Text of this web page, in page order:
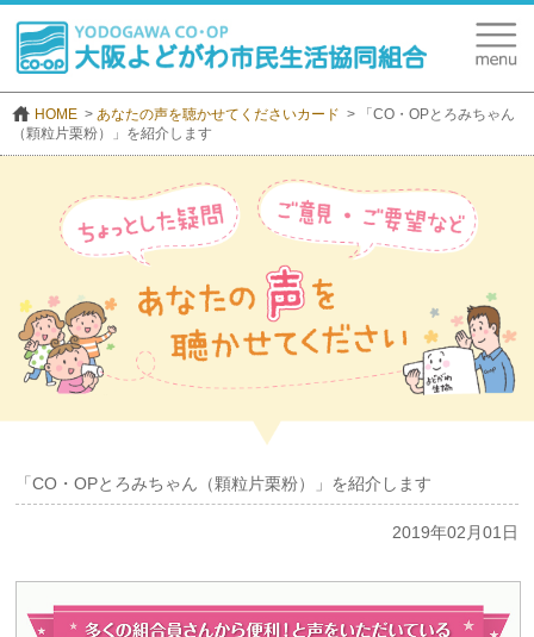
HOME あなたの声を聴かせてくださいカード
「CO・OPとろみちゃん
（顆粒片栗粉）」を紹介します
「CO・OPとろみちゃん（顆粒片栗粉）」を紹介します
2019年02月01日